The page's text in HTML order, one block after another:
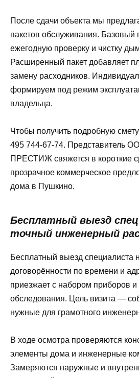
После сдачи объекта мы
пакетов обслуживания. Базовый
ежегодную проверку и чистку
Расширенный пакет добавляет
замену расходников.
формируем под режим
владельца.
Чтобы получить подробную
495 744-67-74. Представитель
ПРЕСТИЖ свяжется в короткие
прозрачное коммерческое
дома в Пушкино.
Бесплатный выезд
точный инженерный
Бесплатный выезд специалиста
договорённости по времени и
приезжает с набором приборов
обследования. Цель визита —
нужные для грамотного
В ходе осмотра проверяются
элементы дома и инженерные
Замеряются наружные и